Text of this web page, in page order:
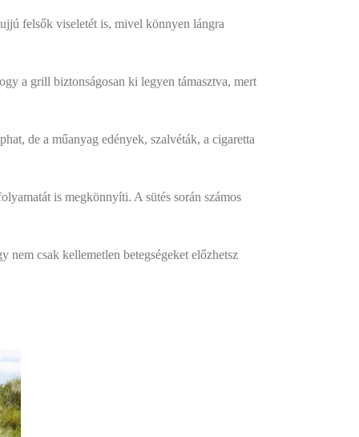
felsők viseletét is, mivel könnyen lángra
a grill biztonságosan ki legyen támasztva, mert
de a műanyag edények, szalvéták, a cigaretta
is megkönnyíti. A sütés során számos
nem csak kellemetlen betegségeket előzhetsz